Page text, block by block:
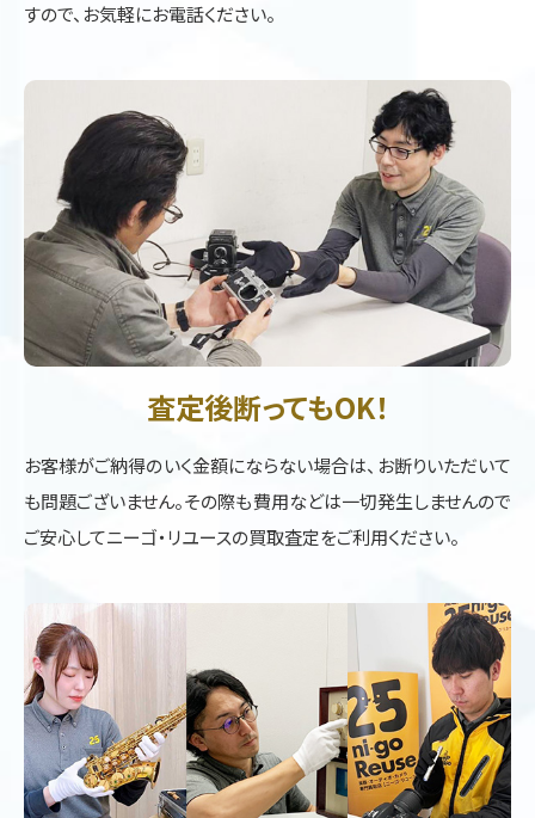
すので、お気軽にお電話ください。
査定後断ってもOK！
お客様がご納得のいく金額にならない場合は、お断りいただいて
も問題ございません。その際も費用などは一切発生しませんので
ご安心してニーゴ・リユースの買取査定をご利用ください。